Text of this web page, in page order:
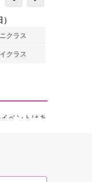
クラス
クラス